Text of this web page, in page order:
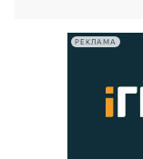
РЕКЛАМА